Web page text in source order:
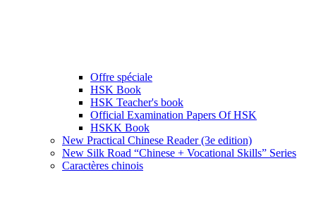
Offre spéciale
HSK Book
HSK Teacher's book
Official Examination Papers Of HSK
HSKK Book
New Practical Chinese Reader (3e edition)
New Silk Road “Chinese + Vocational Skills” Series
Caractères chinois